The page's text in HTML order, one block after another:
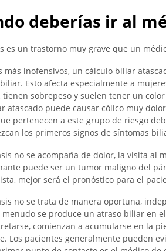
deberías ir al
es un trastorno muy grave que un
más inofensivos, un cálculo biliar
Esto afecta especialmente a
tienen sobrepeso y suelen tener un
atascado puede causar cólico muy
pertenecen a este grupo de riesgo
los primeros signos de síntomas
no se acompaña de dolor, la visita al
puede ser un tumor maligno del
mejor será el pronóstico para el
no se trata de manera oportuna,
se produce un atraso biliar en
comienzan a acumularse en la
Los pacientes generalmente pueden